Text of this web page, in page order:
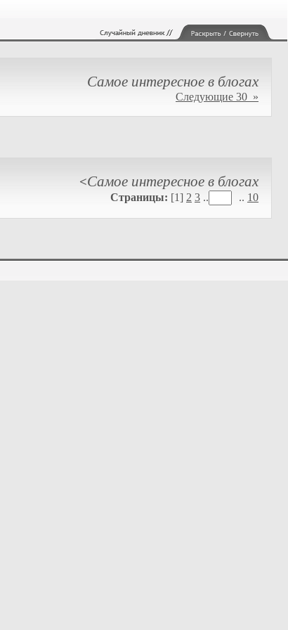
Самое интересное в блогах
Следующие 30 »
<Самое интересное в блогах
Страницы: [1] 2 3 .. .. 10